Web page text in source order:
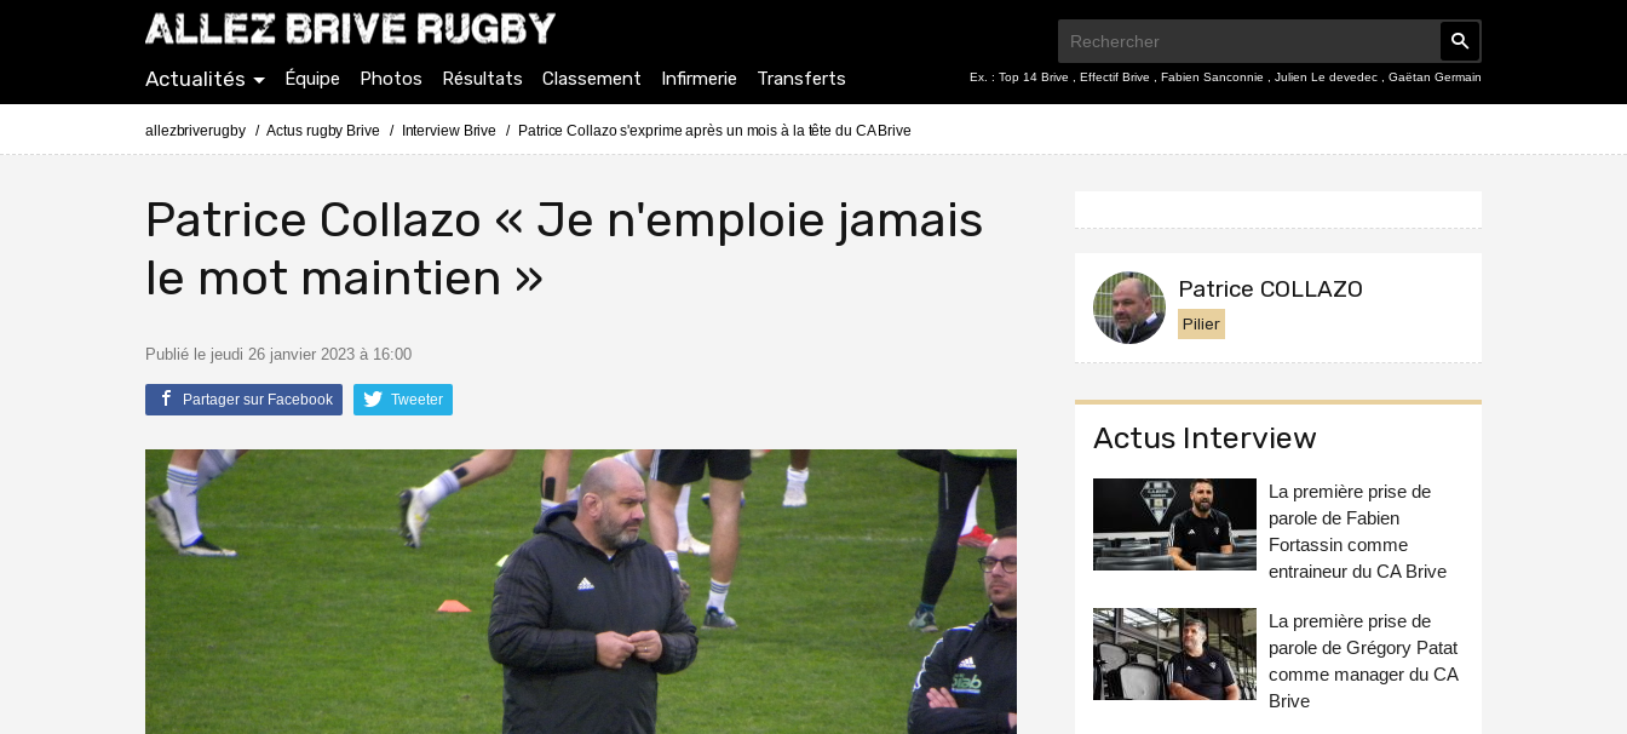
Ex. : Top 14 Brive Effectif Brive Fabien Sanconnie Julien Le devedec Gaëtan Germain
Actualités Équipe Photos Résultats Classement Infirmerie Transferts
allezbriverugby Actus rugby Brive Interview Brive Patrice Collazo s'exprime après un mois à la tête du CA Brive
Patrice Collazo « Je n'emploie jamais
le mot maintien »
Publié le jeudi 26 janvier 2023 à 16:00
Partager sur Facebook Tweeter
Patrice COLLAZO
Pilier
Actus Interview
La première prise de
parole de Fabien
Fortassin comme
entraineur du CA Brive
La première prise de
parole de Grégory Patat
comme manager du CA
Brive